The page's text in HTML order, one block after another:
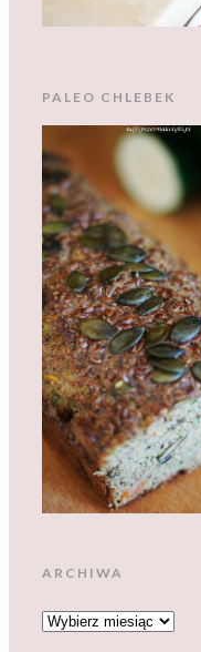
PALEO CHLEBEK
ARCHIWA
ARCHIWA